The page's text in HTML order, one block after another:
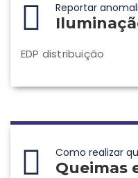
Reportar
EDP distribuição
Como realizar
Queimas